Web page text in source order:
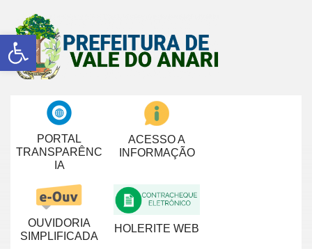
Abrir a barra de ferramentas
PORTAL
TRANSPARÊNC
IA
ACESSO A
INFORMAÇÃO
OUVIDORIA
SIMPLIFICADA
HOLERITE WEB